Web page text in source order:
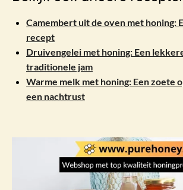
Camembert uit de oven met honing:
recept
Druivengelei met honing: Een
traditionele jam
Warme melk met honing: Een zoete
een nachtrust